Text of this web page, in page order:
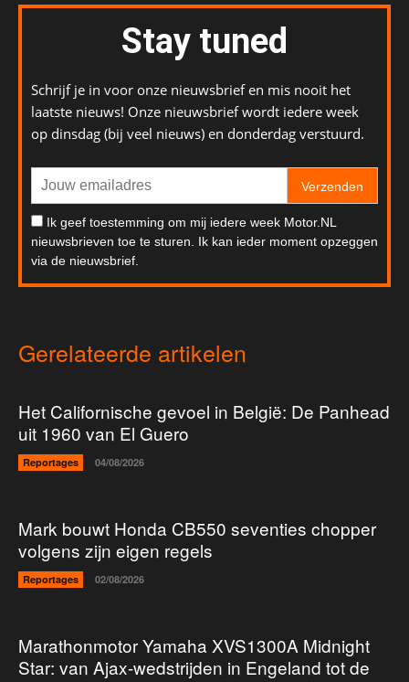
Stay tuned
Schrijf je in voor onze nieuwsbrief en mis nooit het
laatste nieuws! Onze nieuwsbrief wordt iedere week
op dinsdag (bij veel nieuws) en donderdag verstuurd.
Verzenden
Ik geef toestemming om mij iedere week Motor.NL
nieuwsbrieven toe te sturen. Ik kan ieder moment opzeggen
via de nieuwsbrief.
Gerelateerde artikelen
Het Californische gevoel in België: De Panhead
uit 1960 van El Guero
Reportages 04/08/2026
Mark bouwt Honda CB550 seventies chopper
volgens zijn eigen regels
Reportages 02/08/2026
Marathonmotor Yamaha XVS1300A Midnight
Star: van Ajax-wedstrijden in Engeland tot de